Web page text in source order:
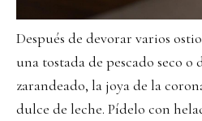
Después de devorar varios
una tostada de pescado seco o
zarandeado, la joya de la
dulce de leche. Pídelo con